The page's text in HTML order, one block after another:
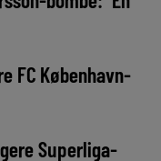
FC København-
Superliga-